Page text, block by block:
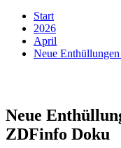
Start
2026
April
Neue
Neue
ZDFinfo Doku